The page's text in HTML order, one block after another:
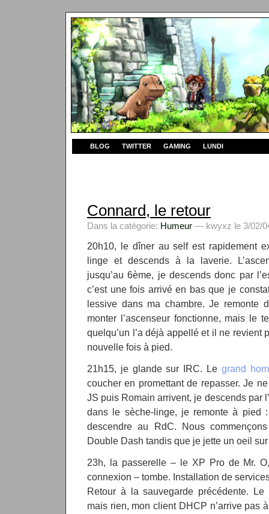
BLOG TWITTER GAMING LUNDI
Connard, le retour
Dans la catégorie: Humeur — kwyxz le 3/02/
20h10, le dîner au self est rapidement
linge et descends à la laverie.
jusqu’au 6ème, je descends donc par
c’est une fois arrivé en bas que je
lessive dans ma chambre. Je remonte
monter l’ascenseur fonctionne, mais le
quelqu’un l’a déjà appellé et il ne revient
nouvelle fois à pied.
21h15, je glande sur IRC. Le grand
coucher en promettant de repasser. Je
JS puis Romain arrivent, je descends par
dans le sèche-linge, je remonte à pied
descendre au RdC. Nous
Double Dash tandis que je jette un oeil
23h, la passerelle – le XP Pro de Mr.
connexion – tombe. Installation de
Retour à la sauvegarde précédente. Le
mais rien, mon client DHCP n’arrive pas